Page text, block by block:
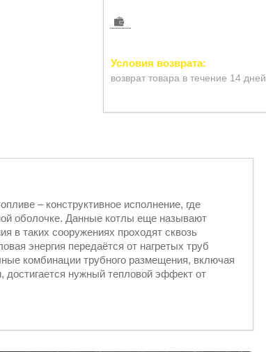
возврат товара в течение 14 дней
– конструктивное исполнение, где
оболочке. Данные котлы еще называют
в таких сооружениях проходят сквозь
энергия передаётся от нагретых труб
комбинации трубного размещения, включая
достигается нужный тепловой эффект от